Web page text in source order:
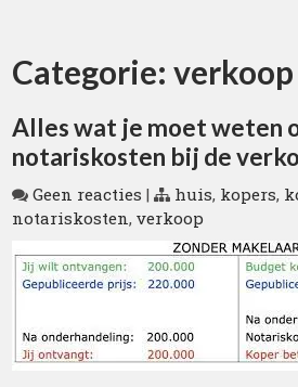
Categorie:verkoop
Alles wat je moet weten
notariskosten bij de
Geen reacties | huis, kopers,
notariskosten,verkoop